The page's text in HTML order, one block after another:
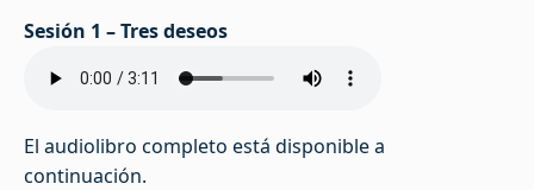
Sesión 1 – Tres deseos
El audiolibro completo está disponible a
continuación.